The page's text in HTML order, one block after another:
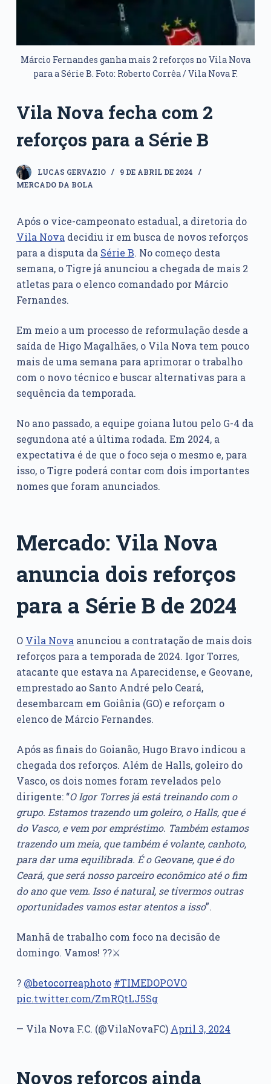
Márcio Fernandes ganha mais 2 reforços no Vila Nova
para a Série B. Foto: Roberto Corrêa / Vila Nova F.
Vila Nova fecha com 2
reforços para a Série B
LUCAS GERVAZIO
9 DE ABRIL DE 2024
MERCADO DA BOLA
Após o vice-campeonato estadual, a diretoria do
Vila Novadecidiu ir em busca de novos reforços
para a disputa da Série B. No começo desta
semana, o Tigre já anunciou a chegada de mais 2
atletas para o elenco comandado por Márcio
Fernandes.
Em meio a um processo de reformulação desde a
saída de Higo Magalhães, o Vila Nova tem pouco
mais de uma semana para aprimorar o trabalho
com o novo técnico e buscar alternativas para a
sequência da temporada.
No ano passado, a equipe goiana lutou pelo G-4 da
segundona até a última rodada. Em 2024, a
expectativa é de que o foco seja o mesmo e, para
isso, o Tigre poderá contar com dois importantes
nomes que foram anunciados.
Mercado: Vila Nova
anuncia dois reforços
para a Série B de 2024
O Vila Novaanunciou a contratação de mais dois
reforços para a temporada de 2024. Igor Torres,
atacante que estava na Aparecidense, e Geovane,
emprestado ao Santo André pelo Ceará,
desembarcam em Goiânia (GO) e reforçam o
elenco de Márcio Fernandes.
Após as finais do Goianão, Hugo Bravo indicou a
chegada dos reforços. Além de Halls, goleiro do
Vasco, os dois nomes foram revelados pelo
dirigente: “O Igor Torres já está treinando com o
grupo. Estamos trazendo um goleiro, o Halls, que é
do Vasco, e vem por empréstimo. Também estamos
trazendo um meia, que também é volante, canhoto,
para dar uma equilibrada. É o Geovane, que é do
Ceará, que será nosso parceiro econômico até o fim
do ano que vem. Isso é natural, se tivermos outras
oportunidades vamos estar atentos a isso”.
Manhã de trabalho com foco na decisão de
domingo. Vamos! ??⚔️
? @betocorreaphoto #TIMEDOPOVO
pic.twitter.com/ZmRQtLJ5Sg
— Vila Nova F.C. (@VilaNovaFC) April 3, 2024
Novos reforços ainda